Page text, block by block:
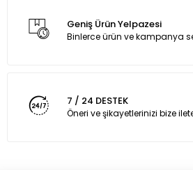
Geniş Ürün Yelpazesi
Binlerce ürün ve kampanya
7 / 24 DESTEK
Öneri ve şikayetlerinizi bize